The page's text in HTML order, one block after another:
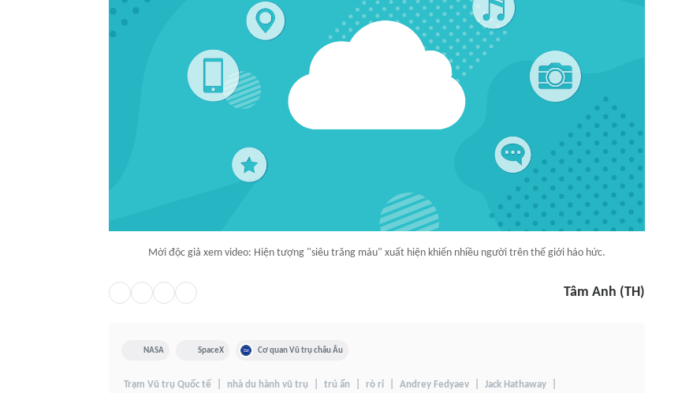
Mời độc giả xem video: Hiện tượng "siêu trăng máu" xuất hiện khiến nhiều người trên thế giới háo hức.
Tâm Anh (TH)
NASA SpaceX Cơ quan Vũ trụ châu Âu
Trạm Vũ trụ Quốc tế nhà du hành vũ trụ trú ẩn rò rỉ Andrey Fedyaev Jack Hathaway